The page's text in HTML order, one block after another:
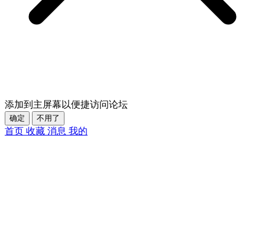
添加到主屏幕以便捷访问论坛
确定 不用了
首页 收藏 消息 我的